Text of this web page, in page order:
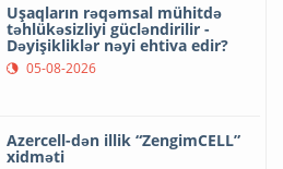
Uşaqların rəqəmsal mühitdə
təhlükəsizliyi gücləndirilir -
Dəyişikliklər nəyi ehtiva edir?
05-08-2026
Azercell-dən illik “ZengimCELL”
xidməti